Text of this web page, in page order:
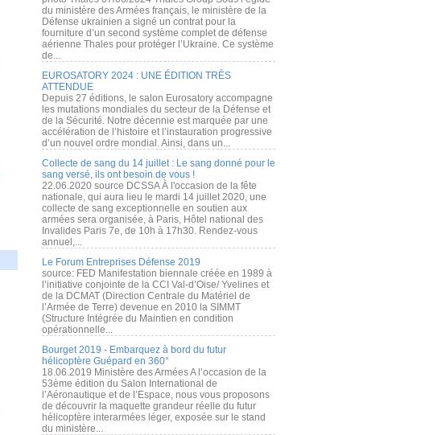
du ministère des Armées français, le ministère de la
Défense ukrainien a signé un contrat pour la
fourniture d’un second système complet de défense
aérienne Thales pour protéger l’Ukraine. Ce système
de...
EUROSATORY 2024 : UNE ÉDITION TRÈS
ATTENDUE
Depuis 27 éditions, le salon Eurosatory accompagne
les mutations mondiales du secteur de la Défense et
de la Sécurité. Notre décennie est marquée par une
accélération de l’histoire et l’instauration progressive
d’un nouvel ordre mondial. Ainsi, dans un...
Collecte de sang du 14 juillet : Le sang donné pour le
sang versé, ils ont besoin de vous !
22.06.2020 source DCSSA À l'occasion de la fête
nationale, qui aura lieu le mardi 14 juillet 2020, une
collecte de sang exceptionnelle en soutien aux
armées sera organisée, à Paris, Hôtel national des
Invalides Paris 7e, de 10h à 17h30. Rendez-vous
annuel,...
Le Forum Entreprises Défense 2019
source: FED Manifestation biennale créée en 1989 à
l’initiative conjointe de la CCI Val-d’Oise/ Yvelines et
de la DCMAT (Direction Centrale du Matériel de
l’Armée de Terre) devenue en 2010 la SIMMT
(Structure Intégrée du Maintien en condition
opérationnelle...
Bourget 2019 - Embarquez à bord du futur
hélicoptère Guépard en 360°
18.06.2019 Ministère des Armées A l’occasion de la
53ème édition du Salon International de
l’Aéronautique et de l’Espace, nous vous proposons
de découvrir la maquette grandeur réelle du futur
hélicoptère interarmées léger, exposée sur le stand
du ministère...